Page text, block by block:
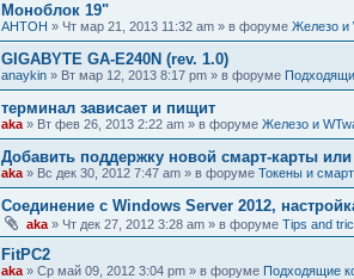
Моноблок 19"
AHTOH » Чт мар 21, 2013 11:32 am » в форуме Железо и
GIGABYTE GA-E240N (rev. 1.0)
anaykin » Вт мар 12, 2013 8:17 pm » в форуме
терминал зависает и пищит
aka » Вт фев 26, 2013 2:22 am » в форуме Железо и
Добавить поддержку новой смарт-карты
aka » Вс дек 30, 2012 7:47 am » в форуме Токены и
Соединение с Windows Server 2012,
aka » Чт дек 27, 2012 3:28 am » в форуме Tips and
FitPC2
aka » Ср май 09, 2012 3:04 pm » в форуме Подходящие